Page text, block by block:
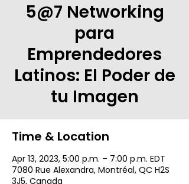
5@7 Networking
para
Emprendedores
Latinos: El Poder de
tu Imagen
Time & Location
Apr 13, 2023, 5:00 p.m. – 7:00 p.m. EDT
7080 Rue Alexandra, Montréal, QC H2S
3J5, Canada